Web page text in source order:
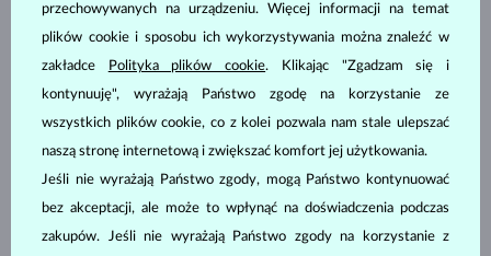
przechowywanych na urządzeniu. Więcej informacji na temat
plików cookie i sposobu ich wykorzystywania można znaleźć w
zakładce
Polityka plików cookie. Klikając "Zgadzam się i
kontynuuję", wyrażają Państwo zgodę na korzystanie ze
wszystkich plików cookie, co z kolei pozwala nam stale ulepszać
naszą stronę internetową i zwiększać komfort jej użytkowania.
Jeśli nie wyrażają Państwo zgody, mogą Państwo kontynuować
bez akceptacji, ale może to wpłynąć na doświadczenia podczas
zakupów. Jeśli nie wyrażają Państwo zgody na korzystanie z